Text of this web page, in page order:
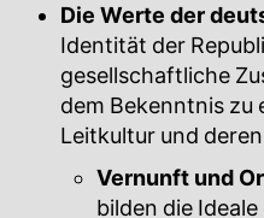
Die Werte der
Identität der
gesellschaftliche
dem Bekenntnis zu
Leitkultur und
Vernunft und
bilden die Ideale